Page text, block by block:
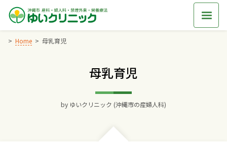
Skip
content
Home 母乳育児
母乳育児
by ゆいクリニック (沖縄市の産婦人科)
Home
交通アクセス
院長からのごあいさつ